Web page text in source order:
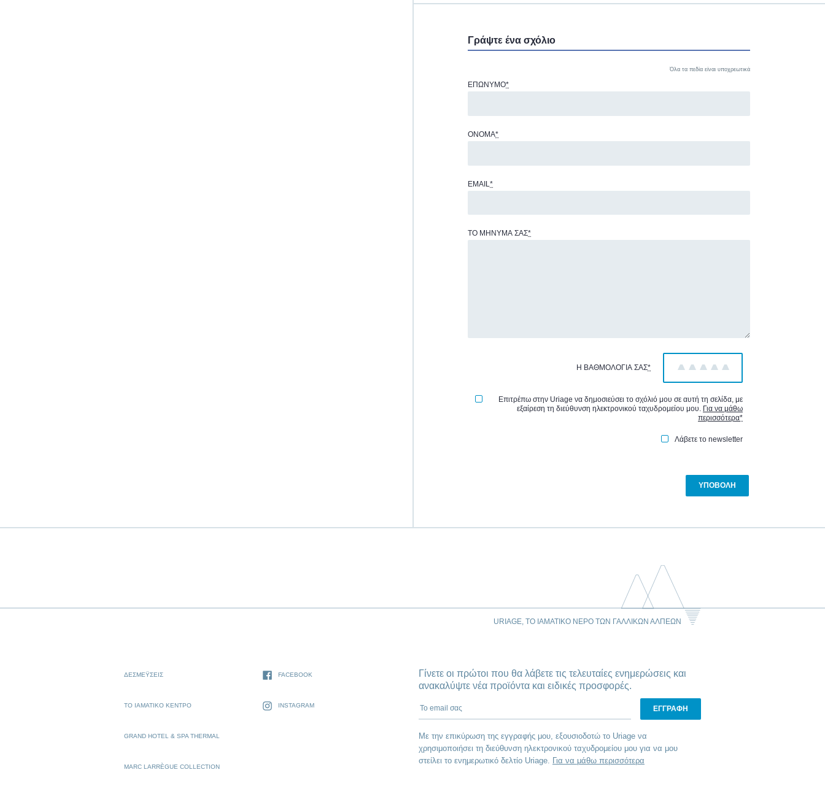
Γράψτε ένα σχόλιο
Όλα τα πεδία είναι υποχρεωτικά
ΕΠΏΝΥΜΟ*
ΌΝΟΜΑ*
EMAIL *
ΤΟ ΜΉΝΥΜΆ ΣΑΣ*
Η ΒΑΘΜΟΛΟΓΊΑ ΣΑΣ* 5
4
3
2
1
Επιτρέπω στην Uriage να δημοσιεύσει το σχόλιό μου σε αυτή τη σελίδα, με
εξαίρεση τη διεύθυνση ηλεκτρονικού ταχυδρομείου μου. Για να μάθω
περισσότερα*
Λάβετε το newsletter
URIAGE, ΤΟ ΙΑΜΑΤΙΚΌ ΝΕΡΌ ΤΩΝ ΓΑΛΛΙΚΏΝ ΆΛΠΕΩΝ
ΔΕΣΜΈΥΣΕΙΣ
ΤΟ ΙΑΜΑΤΙΚΌ ΚΈΝΤΡΟ
GRAND HOTEL & SPA THERMAL
MARC LARRÈGUE COLLECTION
FACEBOOK
INSTAGRAM
Γίνετε οι πρώτοι που θα λάβετε τις τελευταίες ενημερώσεις και
ανακαλύψτε νέα προϊόντα και ειδικές προσφορές.
To email σας
Με την επικύρωση της εγγραφής μου, εξουσιοδοτώ το Uriage να
χρησιμοποιήσει τη διεύθυνση ηλεκτρονικού ταχυδρομείου μου για να μου
στείλει το ενημερωτικό δελτίο Uriage. Για να μάθω περισσότερα